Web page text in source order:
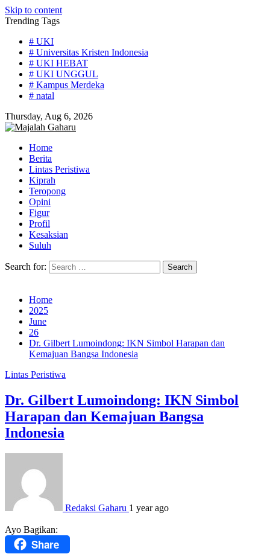
Skip to content
Trending Tags
# UKI
# Universitas Kristen Indonesia
# UKI HEBAT
# UKI UNGGUL
# Kampus Merdeka
# natal
Thursday, Aug 6, 2026
Home
Berita
Lintas Peristiwa
Kiprah
Teropong
Opini
Figur
Profil
Kesaksian
Suluh
Search for:
Home
2025
June
26
Dr. Gilbert Lumoindong: IKN Simbol Harapan dan
Kemajuan Bangsa Indonesia
Lintas Peristiwa
Dr. Gilbert Lumoindong: IKN Simbol
Harapan dan Kemajuan Bangsa
Indonesia
Redaksi Gaharu 1 year ago
Ayo Bagikan:
Share